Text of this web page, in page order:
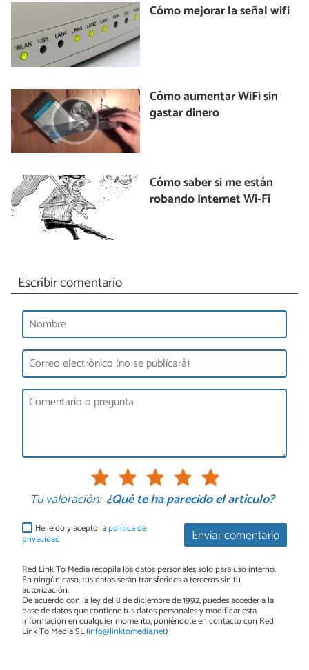
Cómo mejorar la señal wifi
Cómo aumentar WiFi sin
gastar dinero
Cómo saber si me están
robando Internet Wi-Fi
Escribir comentario
Tu valoración: ¿Qué te ha parecido el artículo?
Enviar comentario
He leído y acepto lapolítica de
privacidad
Red Link To Media recopila los datos personales solo para uso interno.
En ningún caso, tus datos serán transferidos a terceros sin tu
autorización.
De acuerdo con la ley del 8 de diciembre de 1992, puedes acceder a la
base de datos que contiene tus datos personales y modificar esta
información en cualquier momento, poniéndote en contacto con Red
Link To Media SL (info@linktomedia.net)